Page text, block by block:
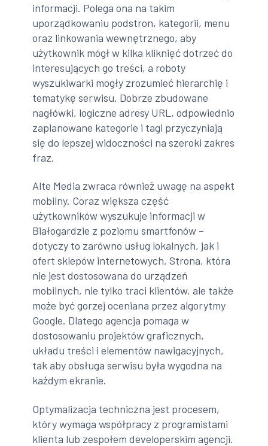
informacji. Polega ona na takim
uporządkowaniu podstron, kategorii, menu
oraz linkowania wewnętrznego, aby
użytkownik mógł w kilka kliknięć dotrzeć do
interesujących go treści, a roboty
wyszukiwarki mogły zrozumieć hierarchię i
tematykę serwisu. Dobrze zbudowane
nagłówki, logiczne adresy URL, odpowiednio
zaplanowane kategorie i tagi przyczyniają
się do lepszej widoczności na szeroki zakres
fraz.
Alte Media zwraca również uwagę na aspekt
mobilny. Coraz większa część
użytkowników wyszukuje informacji w
Białogardzie z poziomu smartfonów –
dotyczy to zarówno usług lokalnych, jak i
ofert sklepów internetowych. Strona, która
nie jest dostosowana do urządzeń
mobilnych, nie tylko traci klientów, ale także
może być gorzej oceniana przez algorytmy
Google. Dlatego agencja pomaga w
dostosowaniu projektów graficznych,
układu treści i elementów nawigacyjnych,
tak aby obsługa serwisu była wygodna na
każdym ekranie.
Optymalizacja techniczna jest procesem,
który wymaga współpracy z programistami
klienta lub zespołem developerskim agencji.